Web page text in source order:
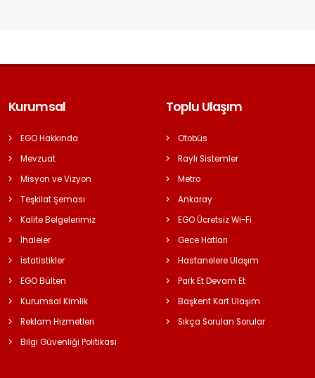
Kurumsal
EGO Hakkında
Mevzuat
Misyon ve Vizyon
Teşkilat Şeması
Kalite Belgelerimiz
İhaleler
İstatistikler
EGO Bülten
Kurumsal Kimlik
Reklam Hizmetleri
Bilgi Güvenliği Politikası
Toplu Ulaşım
Otobüs
Raylı Sistemler
Metro
Ankaray
EGO Ücretsiz Wi-Fi
Gece Hatları
Hastanelere Ulaşım
Park Et Devam Et
Başkent Kart Ulaşım
Sıkça Sorulan Sorular